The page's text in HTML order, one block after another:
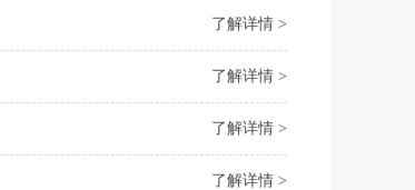
了解详情 >
了解详情 >
了解详情 >
了解详情 >